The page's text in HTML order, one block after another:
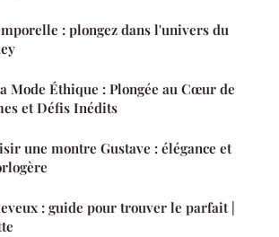
: plongez dans l'univers du
Mode Éthique : Plongée au Cœur de
et Défis Inédits
une montre Gustave : élégance et
: guide pour trouver le parfait |